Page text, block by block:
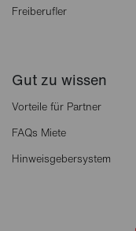
Freiberufler
Gut zu wissen
Vorteile für Partner
FAQs Miete
Hinweisgebersystem